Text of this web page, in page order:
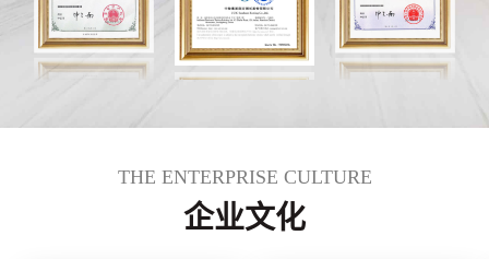
THE ENTERPRISE CULTURE
企业文化